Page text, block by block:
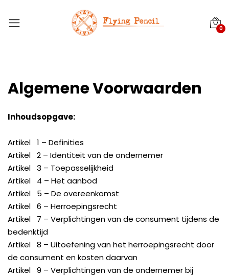
0
Algemene Voorwaarden
Inhoudsopgave:
Artikel 1 – Definities
Artikel 2 – Identiteit van de ondernemer
Artikel 3 – Toepasselijkheid
Artikel 4 – Het aanbod
Artikel 5 – De overeenkomst
Artikel 6 – Herroepingsrecht
Artikel 7 – Verplichtingen van de consument tijdens de
bedenktijd
Artikel 8 – Uitoefening van het herroepingsrecht door
de consument en kosten daarvan
Artikel 9 – Verplichtingen van de ondernemer bij